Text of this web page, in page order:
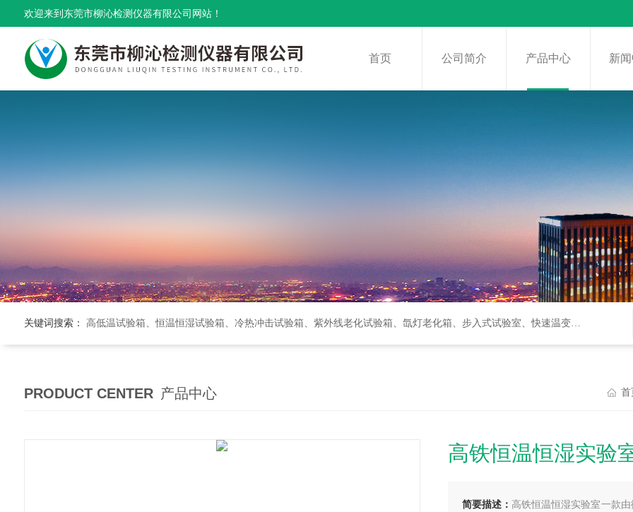
欢迎来到东莞市柳沁检测仪器有限公司网站！
首页 公司简介 产品中心 新
关键词搜索： 高低温试验箱、恒温恒湿试验箱、冷热冲击试验箱、紫外线老化试验箱、氙灯老化箱、步入式试验室、快速温变箱、盐雾试验箱等等
PRODUCT CENTER 产品中心 首
高铁恒温恒湿实验
简要描述： 高铁恒温恒湿实验室一款